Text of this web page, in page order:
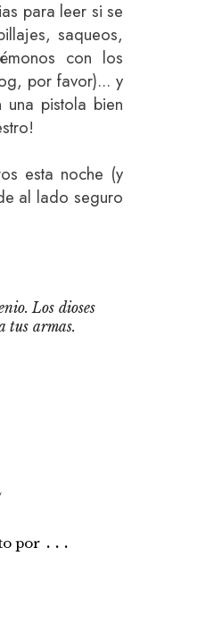
para leer si se
saqueos,
con los
por favor)... y
pistola bien
esta noche (y
al lado seguro
Los dioses
tus armas.
por ...